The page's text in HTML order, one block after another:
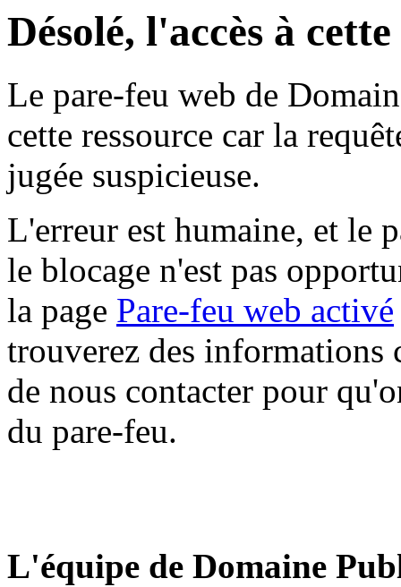
Désolé, l'accès à
Le pare-feu web de
cette ressource car la
jugée suspicieuse.
L'erreur est humaine, et le
le blocage n'est pas
la page Pare-feu web activé
trouverez des informations
de nous contacter pour
du pare-feu.
L'équipe de Domaine